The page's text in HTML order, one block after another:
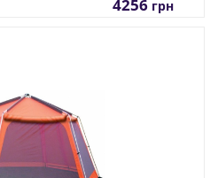
4256 грн